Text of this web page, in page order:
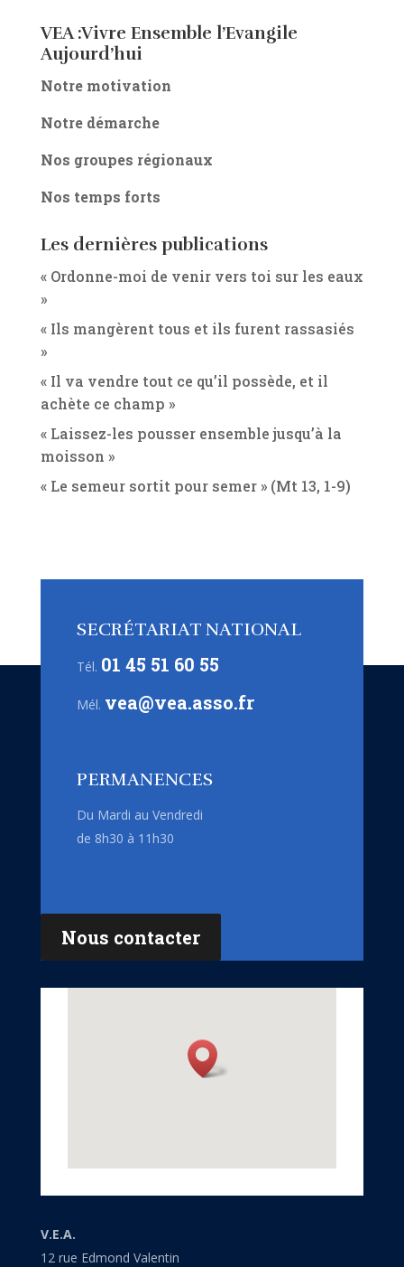
VEA :Vivre Ensemble l’Evangile
Aujourd’hui
Notre motivation
Notre démarche
Nos groupes régionaux
Nos temps forts
Les dernières publications
« Ordonne-moi de venir vers toi sur les eaux
»
« Ils mangèrent tous et ils furent rassasiés
»
« Il va vendre tout ce qu’il possède, et il
achète ce champ »
« Laissez-les pousser ensemble jusqu’à la
moisson »
« Le semeur sortit pour semer » (Mt 13, 1-9)
SECRÉTARIAT NATIONAL
Tél. 01 45 51 60 55
Mél. vea@vea.asso.fr
PERMANENCES
Du Mardi au Vendredi
de 8h30 à 11h30
Nous contacter
V.E.A.
12 rue Edmond Valentin